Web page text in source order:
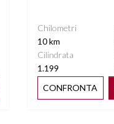
Chilometri
10 km
Cilindrata
1.199
CONFRONTA